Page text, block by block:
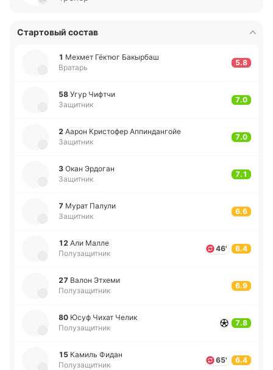
Стартовый состав
1 Мехмет Гёктюг Ба­кы­рбаш
Вратарь
5.8
58 Угур Чифтчи
Защитник
7.0
2 Аарон Кри­сто­фер Аппи­нда­нгойе
Защитник
7.0
3 Окан Эрдо­ган
Защитник
7.1
7 Мурат Палули
Защитник
6.6
12 Али Малле
Полузащитник
46' 6.4
27 Валон Этхеми
Полузащитник
6.9
80 Юсуф Чихат Челик
Полузащитник
7.8
15 Камиль Фидан
Полузащитник
65' 6.4